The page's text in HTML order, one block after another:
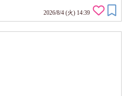
っぽい発色。 ☆ローズラテブラウン ３色
め、抜け感あるブラウン系のハイライトな
ベージュっぽい発色に見えました。 ☆ウ
2026/8/4 (火) 14:39